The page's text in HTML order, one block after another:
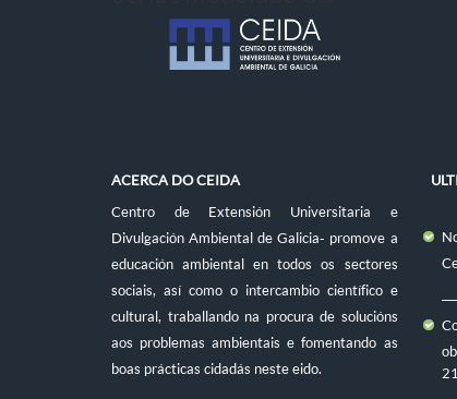
ACERCA DO CEIDA
Centro de Extensión Universitaria e
Divulgación Ambiental de Galicia- promove a
educación ambiental en todos os sectores
sociais, así como o intercambio científico e
cultural, traballando na procura de solucións
aos problemas ambientais e fomentando as
boas prácticas cidadás neste eido.